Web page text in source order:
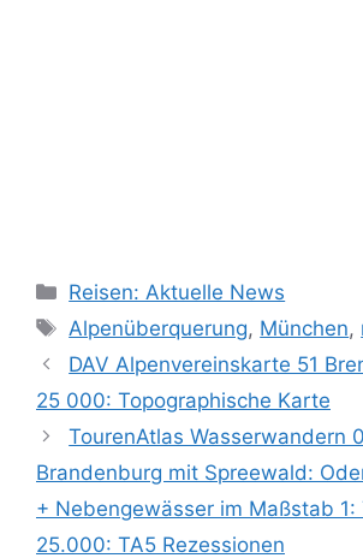
Kategorien
Reisen: Aktuelle News
Schlagwörter
Alpenüberquerung, München,
DAV Alpenvereinskarte 51
25 000: Topographische Karte
TourenAtlas Wasserwandern
Brandenburg mit Spreewald:
+ Nebengewässer im Maßstab
25.000: TA5 Rezessionen